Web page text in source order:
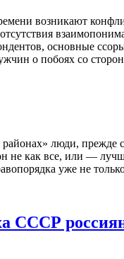
возникают
основные
о побоях со
люди, прежде
не как все, или —
уже не
СССР